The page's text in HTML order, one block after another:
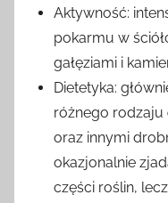
Aktywność:
pokarmu w
gałęziami i
Dietetyka:
różnego rodzaju
oraz innymi
okazjonalnie
części roślin,